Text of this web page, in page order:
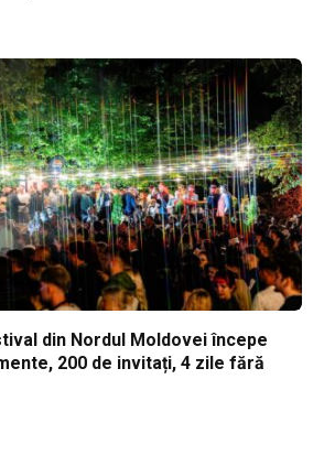
din Nordul Moldovei începe
200 de invitați, 4 zile fără